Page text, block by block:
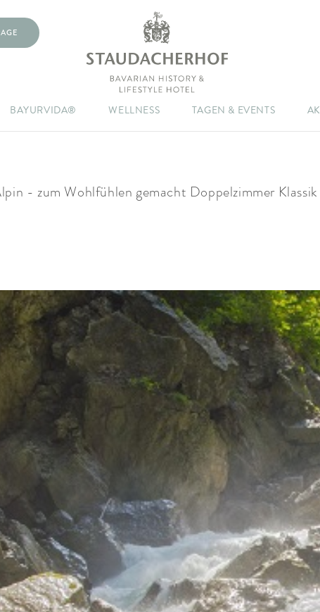
BAYURVIDA® WELLNESS TAGEN & EVENTS
- zum Wohlfühlen gemacht Doppelzimmer